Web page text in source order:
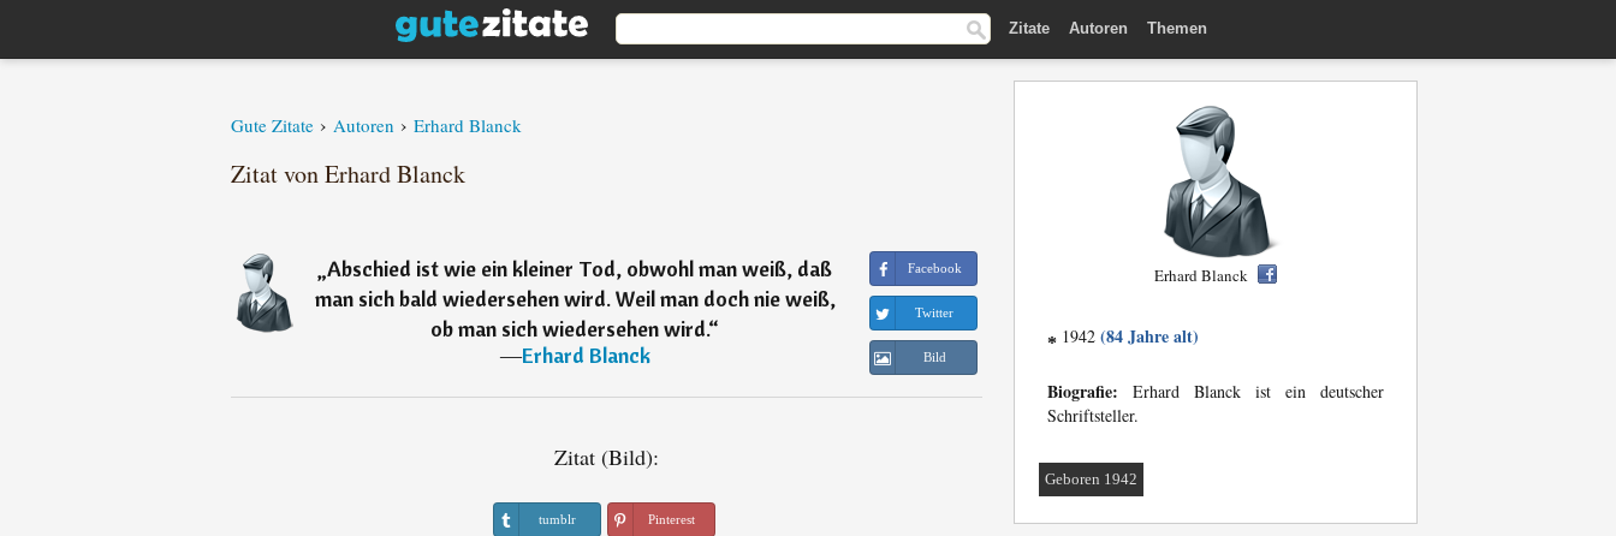
Zitate Autoren Themen
Gute Zitate › Autoren › Erhard Blanck
Zitat von Erhard Blanck
„Abschied ist wie ein kleiner Tod, obwohl man weiß, daß
man sich bald wiedersehen wird. Weil man doch nie weiß,
ob man sich wiedersehen wird.“
―Erhard Blanck
Facebook
Twitter
Bild
Zitat (Bild):
tumblr Pinterest
Erhard Blanck
* 1942 (84 Jahre alt)
Biografie: Erhard Blanck ist ein deutscher
Schriftsteller.
Geboren 1942